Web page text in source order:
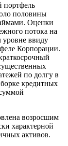
портфель
половины
Оценки
потока на
уровне ввиду
Корпорации.
по долгу в
кредитных
возросшим
характерной
активов.